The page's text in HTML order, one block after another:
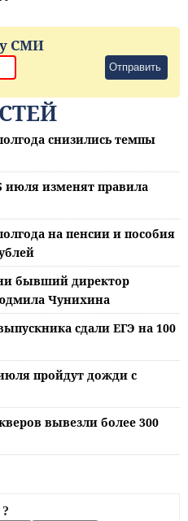
СМИ
Отправить
снизились темпы
июля изменят правила
на пенсии и пособия
бывший директор
Чунихина
сдали ЕГЭ на 100
пройдут дожди с
вывезли более 300
?